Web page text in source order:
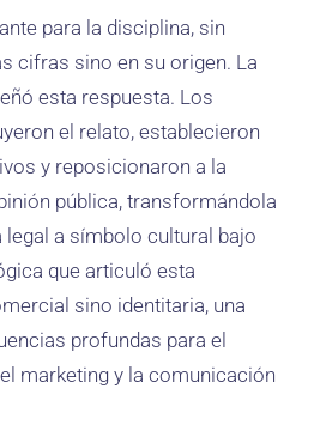
para la disciplina, sin
cifras sino en su origen. La
esta respuesta. Los
el relato, establecieron
y reposicionaron a la
pública, transformándola
legal a símbolo cultural bajo
que articuló esta
sino identitaria, una
profundas para el
marketing y la comunicación